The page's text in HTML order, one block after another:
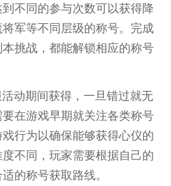
不同的参与次数可以获得降
军等不同层级的称号。完成
挑战，都能解锁相应的称号
动期间获得，一旦错过就无
在游戏早期就关注各类称号
行为以确保能够获得心仪的
不同，玩家需要根据自己的
的称号获取路线。